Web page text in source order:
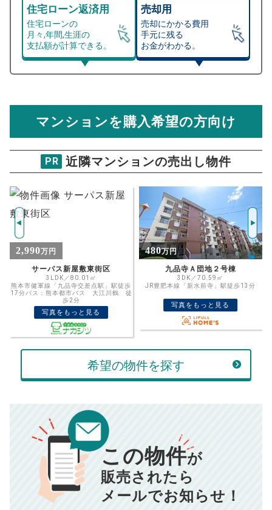
住宅ローン返済用
住宅ローンの
月々,年間,生涯の
支払額が計算できる。
売却用
売却にかかる費用
手元に残る
お金がわかる。
総支払額シミュレーション
物件価格
万円
ご希望の
返済期間
年
住宅ローン
金利
%
ボーナス
返済金額
万円
万円
返済シミュレーション計算結果
毎月の支払額 834
年間の支払額 10,005 円
マンション売却シミュレーター
平成パークマンション
推定売却価格： 2391万円
資金計画のために査定額や希望売却価
格を入力して活用するのもおすすめ◎
売却価格
計算する
00万円
■仲介手数料／00万円
■売買契約書印紙／ 0万円
■抵当権抹消費用／0万円
※購入価格よりも売却価格が高い場合、譲渡所得税が発生する
場合がございます。詳しくは最寄りの税務署などにご確認く
ださい。
マンションを購入希望の方向け
PR 近隣マンションの売出し物件
480万円
九品寺Ａ団地２号棟
3DK／70.59㎡
JR豊肥本線「新水前寺」駅徒歩13分
写真をもっと見る
3,080万円
エイルマンション慶徳
3LDK／71.23㎡
熊本市電A系統「河原町」駅徒歩2分
写真をもっと見る
希望の物件を探す
この物件が
販売されたら
メールでお知らせ！